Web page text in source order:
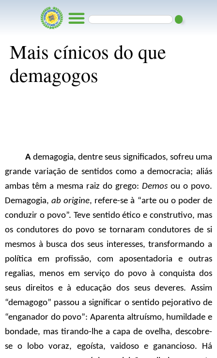
Mais cínicos do que
demagogos
Ademagogia, dentre seus significados, sofreu uma
grande variação de sentidos como a democracia; aliás
ambas têm a mesma raiz do grego: Demos ou o povo.
Demagogia,ab origine, refere-se à “arte ou o poder de
conduzir o povo”. Teve sentido ético e construtivo, mas
os condutores do povo se tornaram condutores de si
mesmos à busca dos seus interesses, transformando a
política em profissão, com aposentadoria e outras
regalias, menos em serviço do povo à conquista dos
seus direitos e à educação dos seus deveres. Assim
“demagogo” passou a significar o sentido pejorativo de
“enganador do povo”: Aparenta altruísmo, humildade e
bondade, mas tirando-lhe a capa de ovelha, descobre-
se o lobo voraz, egoísta, vaidoso e ganancioso. Há